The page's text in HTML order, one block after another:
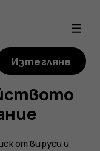
Изтегляне
от вируси и